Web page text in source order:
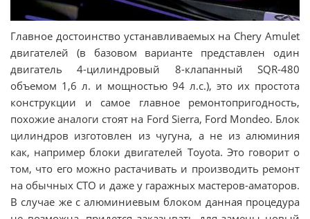
Главное достоинство устанавливаемых на Chery Amulet
двигателей (в базовом варианте представлен один
двигатель 4-цилиндровый 8-клапанный SQR-480
объемом 1,6 л. и мощностью 94 л.с.), это их простота
конструкции и самое главное ремонтопригодность,
похожие аналоги стоят на Ford Sierra, Ford Mondeo. Блок
цилиндров изготовлен из чугуна, а не из алюминия
как, например блоки двигателей Toyota. Это говорит о
том, что его можно растачивать и производить ремонт
на обычных СТО и даже у гаражных мастеров-аматоров.
В случае же с алюминиевым блоком данная процедура